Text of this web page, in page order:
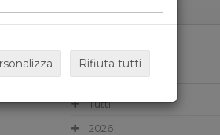
ARCHIVIO
Tutti
2026
Rifiuta tutti